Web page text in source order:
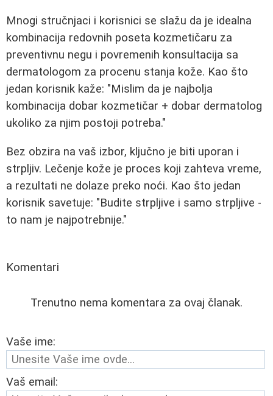
Mnogi stručnjaci i korisnici se slažu da je idealna
kombinacija redovnih poseta kozmetičaru za
preventivnu negu i povremenih konsultacija sa
dermatologom za procenu stanja kože. Kao što
jedan korisnik kaže: "Mislim da je najbolja
kombinacija dobar kozmetičar + dobar dermatolog
ukoliko za njim postoji potreba."
Bez obzira na vaš izbor, ključno je biti uporan i
strpljiv. Lečenje kože je proces koji zahteva vreme,
a rezultati ne dolaze preko noći. Kao što jedan
korisnik savetuje: "Budite strpljive i samo strpljive -
to nam je najpotrebnije."
Komentari
Trenutno nema komentara za ovaj članak.
Vaše ime:
Vaš email: